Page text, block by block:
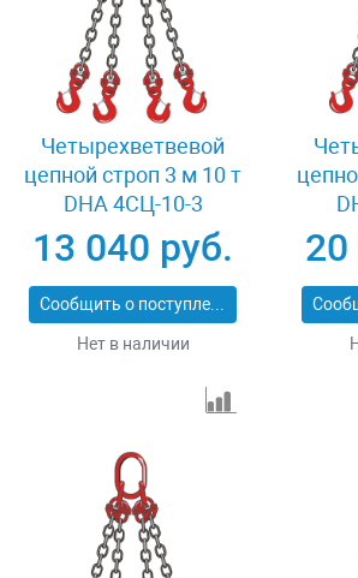
Четырехветвевой
цепной строп 3 м 10 т
DHA 4СЦ-10-3
13 040 руб.
Сообщить о поступлении
Нет в наличии
20